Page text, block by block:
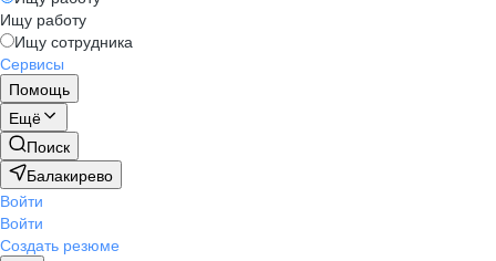
Ищу работу
Ищу сотрудника
Сервисы
Помощь
Ещё
Поиск
Балакирево
Войти
Войти
Создать резюме